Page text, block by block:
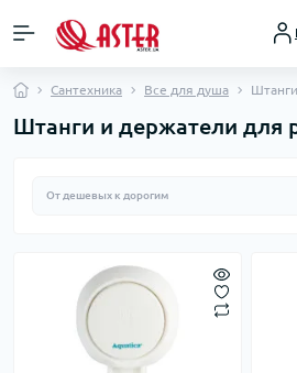
Сантехника Все для душа
Штанги и держатели для